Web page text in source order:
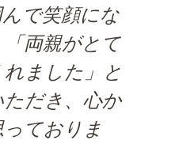
んで笑顔にな
両親がとて
ました」と
だき、心か
ておりま